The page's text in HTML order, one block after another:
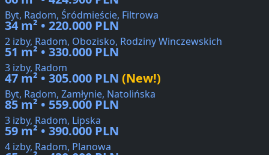
Byt, Radom, Śródmieście, Filtrowa
34 m² • 220.000 PLN
2 izby, Radom, Obozisko, Rodziny Winczewskich
51 m² • 330.000 PLN
3 izby, Radom
47 m² • 305.000 PLN (New!)
Byt, Radom, Zamłynie, Natolińska
85 m² • 559.000 PLN
3 izby, Radom, Lipska
59 m² • 390.000 PLN
4 izby, Radom, Planowa